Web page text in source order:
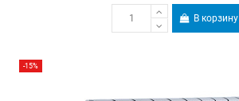
В корзину
-15%